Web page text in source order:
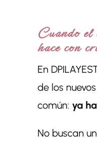
Cuando
hace con
En
de los
común: ya
No buscan